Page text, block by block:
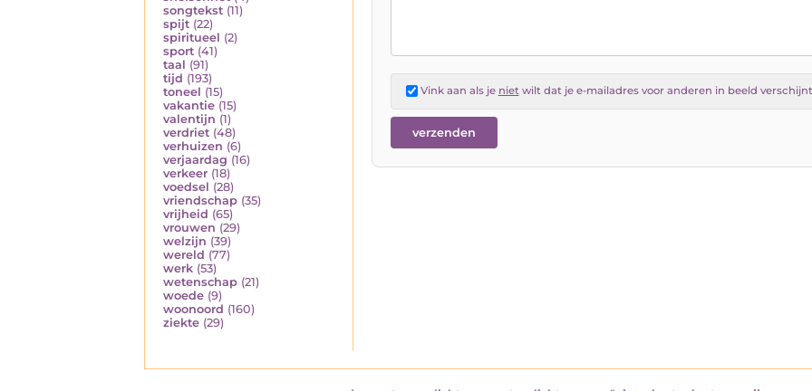
songtekst (11)
spijt (22)
spiritueel (2)
sport (41)
taal (91)
tijd (193)
toneel (15)
vakantie (15)
valentijn (1)
verdriet (48)
verhuizen (6)
verjaardag (16)
verkeer (18)
voedsel (28)
vriendschap (35)
vrijheid (65)
vrouwen (29)
welzijn (39)
wereld (77)
werk (53)
wetenschap (21)
woede (9)
woonoord (160)
ziekte (29)
Vink aan als je nietwilt dat je e-mailadres voor anderen in beeld verschijnt